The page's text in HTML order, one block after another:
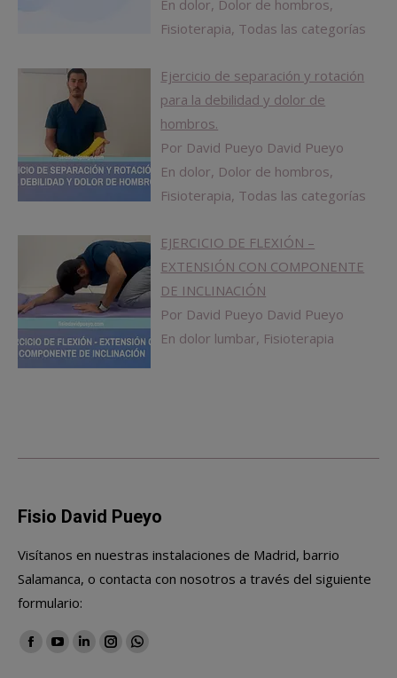
En dolor, Dolor de hombros,
Fisioterapia, Todas las categorías
Ejercicio de separación y rotación
para la debilidad y dolor de
hombros.
Por David Pueyo David Pueyo
En dolor, Dolor de hombros,
Fisioterapia, Todas las categorías
EJERCICIO DE FLEXIÓN –
EXTENSIÓN CON COMPONENTE
DE INCLINACIÓN
Por David Pueyo David Pueyo
En dolor lumbar, Fisioterapia
Fisio David Pueyo
Visítanos en nuestras instalaciones de Madrid, barrio
Salamanca, o contacta con nosotros a través del siguiente
formulario:
Encuéntranos en:
Facebook
YouTube
LinkedinInstagramWhatsapp